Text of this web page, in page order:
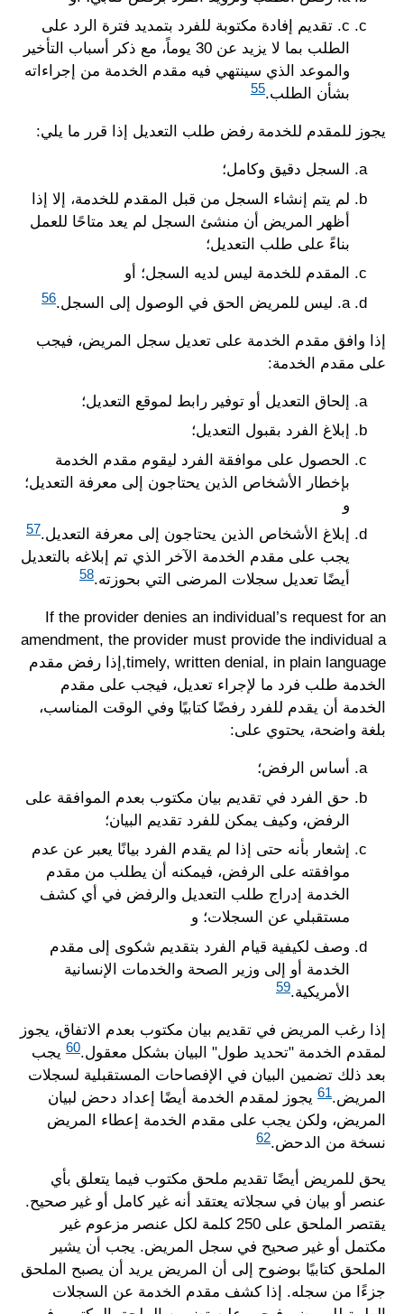
c. تقديم إفادة مكتوبة للفرد بتمديد فترة الرد على
الطلب بما لا يزيد عن 30 يوماً، مع ذكر أسباب التأخير
والموعد الذي سينتهي فيه مقدم الخدمة من إجراءاته
بشأن الطلب.55
يجوز للمقدم للخدمة رفض طلب التعديل إذا قرر ما يلي:
السجل دقيق وكامل؛
لم يتم إنشاء السجل من قبل المقدم للخدمة، إلا إذا
أظهر المريض أن منشئ السجل لم يعد متاحًا للعمل
بناءً على طلب التعديل؛
المقدم للخدمة ليس لديه السجل؛ أو
a. ليس للمريض الحق في الوصول إلى السجل.56
إذا وافق مقدم الخدمة على تعديل سجل المريض، فيجب
على مقدم الخدمة:
إلحاق التعديل أو توفير رابط لموقع التعديل؛
إبلاغ الفرد بقبول التعديل؛
الحصول على موافقة الفرد ليقوم مقدم الخدمة
بإخطار الأشخاص الذين يحتاجون إلى معرفة التعديل؛
و
إبلاغ الأشخاص الذين يحتاجون إلى معرفة التعديل.57
يجب على مقدم الخدمة الآخر الذي تم إبلاغه بالتعديل
أيضًا تعديل سجلات المرضى التي بحوزته.58
If the provider denies an individual’s request for an
amendment, the provider must provide the individual a
timely, written denial, in plain language,إذا رفض مقدم
الخدمة طلب فرد ما لإجراء تعديل، فيجب على مقدم
الخدمة أن يقدم للفرد رفضًا كتابيًا وفي الوقت المناسب،
بلغة واضحة، يحتوي على:
أساس الرفض؛
حق الفرد في تقديم بيان مكتوب بعدم الموافقة على
الرفض، وكيف يمكن للفرد تقديم البيان؛
إشعار بأنه حتى إذا لم يقدم الفرد بيانًا يعبر عن عدم
موافقته على الرفض، فيمكنه أن يطلب من مقدم
الخدمة إدراج طلب التعديل والرفض في أي كشف
مستقبلي عن السجلات؛ و
وصف لكيفية قيام الفرد بتقديم شكوى إلى مقدم
الخدمة أو إلى وزير الصحة والخدمات الإنسانية
الأمريكية.59
إذا رغب المريض في تقديم بيان مكتوب بعدم الاتفاق، يجوز
لمقدم الخدمة "تحديد طول" البيان بشكل معقول.60 يجب
بعد ذلك تضمين البيان في الإفصاحات المستقبلية لسجلات
المريض.61 يجوز لمقدم الخدمة أيضًا إعداد دحض لبيان
المريض، ولكن يجب على مقدم الخدمة إعطاء المريض
نسخة من الدحض.62
يحق للمريض أيضًا تقديم ملحق مكتوب فيما يتعلق بأي
عنصر أو بيان في سجلاته يعتقد أنه غير كامل أو غير صحيح.
يقتصر الملحق على 250 كلمة لكل عنصر مزعوم غير
مكتمل أو غير صحيح في سجل المريض. يجب أن يشير
الملحق كتابيًا بوضوح إلى أن المريض يريد أن يصبح الملحق
جزءًا من سجله. إذا كشف مقدم الخدمة عن السجلات